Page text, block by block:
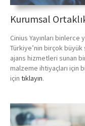
Kurumsal
Cinius Yayınları binlerce
Türkiye’nin birçok büyük
ajans hizmetleri sunan
malzeme ihtiyaçları için
için tıklayın.